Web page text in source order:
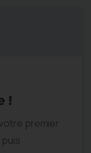
!
premier